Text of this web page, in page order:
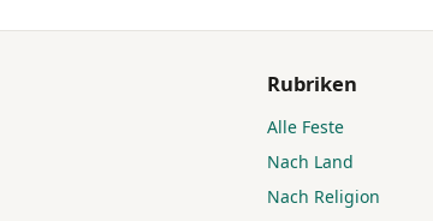
Rubriken
Alle Feste
Nach Land
Nach Religion